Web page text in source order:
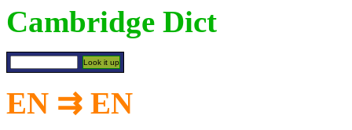
Cambridge Dict
EN ⇉ EN